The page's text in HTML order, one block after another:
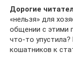
Дорогие
«нельзя» для
общении с этими
что-то
кошатников к